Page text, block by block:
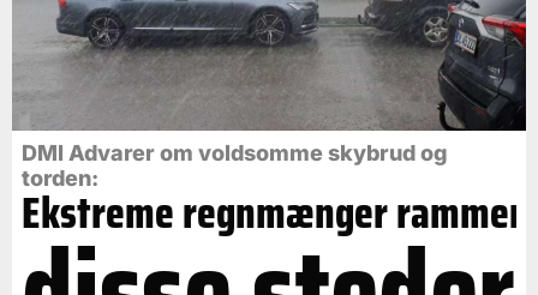
DMI Advarer om voldsomme skybrud og
torden:
Ekstreme regnmænger rammer